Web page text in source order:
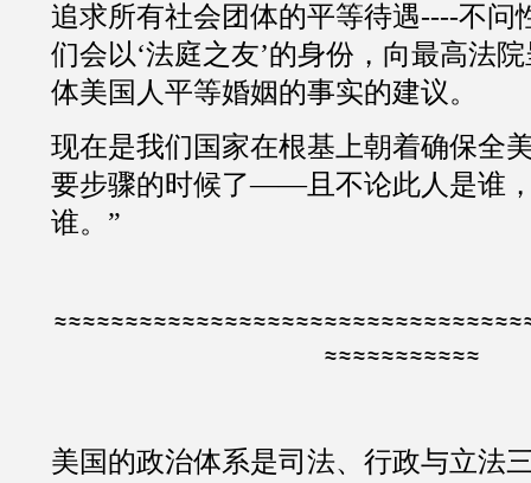
追求所有社会团体的平等待遇----不问
们会以‘法庭之友’的身份，向最高法
体美国人平等婚姻的事实的建议。
现在是我们国家在根基上朝着确保全
要步骤的时候了——且不论此人是谁
谁。 ”
≈≈≈≈≈≈≈≈≈≈≈
美国的政治体系是司法、行政与立法